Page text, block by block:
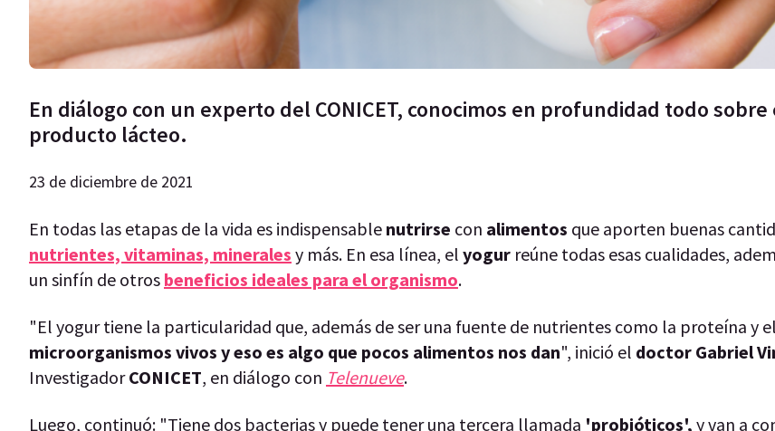
En diálogo con un experto del CONICET, conocimos en profundidad todo
producto lácteo.
23 de diciembre de 2021
En todas las etapas de la vida es indispensable nutrirse con alimentos que aporten buenas
nutrientes, vitaminas, minerales y más. En esa línea, el yogur reúne todas esas cualidades,
un sinfín de otros beneficios ideales para el organismo.
"El yogur tiene la particularidad que, además de ser una fuente de nutrientes como la proteína y
microorganismos vivos y eso es algo que pocos alimentos nos dan", inició el doctor Gabriel
InvestigadorCONICET, en diálogo con Telenueve.
Luego, continuó: "Tiene dos bacterias y puede tener una tercera llamada 'probióticos', y van a